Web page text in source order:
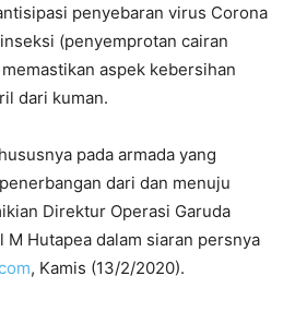
penyebaran virus Corona
(penyemprotan cairan
aspek kebersihan
dari kuman.
pada armada yang
dari dan menuju
Direktur Operasi Garuda
M Hutapea dalam siaran persnya
, Kamis (13/2/2020).